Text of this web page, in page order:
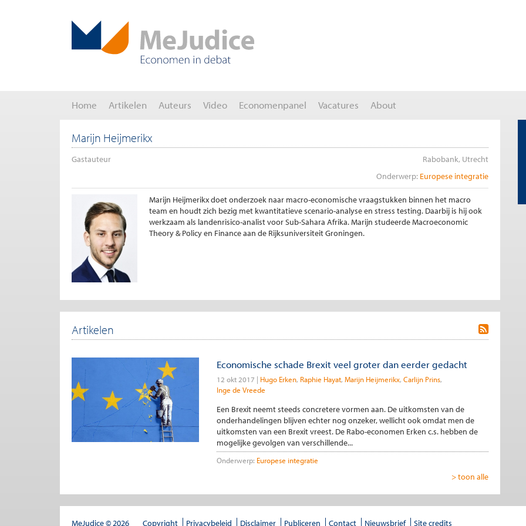
Home Artikelen Auteurs Video Economenpanel Vacatures About
Marijn Heijmerikx
Gastauteur
Rabobank, Utrecht
Onderwerp: Europese integratie
Marijn Heijmerikx doet onderzoek naar macro-economische vraagstukken binnen het macro
team en houdt zich bezig met kwantitatieve scenario-analyse en stress testing. Daarbij is hij ook
werkzaam als landenrisico-analist voor Sub-Sahara Afrika. Marijn studeerde Macroeconomic
Theory & Policy en Finance aan de Rijksuniversiteit Groningen.
Artikelen
Economische schade Brexit veel groter dan eerder gedacht
12 okt 2017 Hugo Erken Raphie Hayat Marijn Heijmerikx Carlijn Prins
Inge de Vreede
Een Brexit neemt steeds concretere vormen aan. De uitkomsten van de
onderhandelingen blijven echter nog onzeker, wellicht ook omdat men de
uitkomsten van een Brexit vreest. De Rabo-economen Erken c.s. hebben de
mogelijke gevolgen van verschillende...
Onderwerp: Europese integratie
> toon alle
MeJudice © 2026 Copyright Privacybeleid Disclaimer Publiceren Contact Nieuwsbrief Site credits